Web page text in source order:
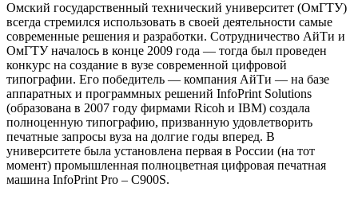
Омский государственный технический университет (ОмГТУ)
всегда стремился использовать в своей деятельности самые
современные решения и разработки. Сотрудничество АйТи и
ОмГТУ началось в конце 2009 года — тогда был проведен
конкурс на создание в вузе современной цифровой
типографии. Его победитель — компания АйТи — на базе
аппаратных и программных решений InfoPrint Solutions
(образована в 2007 году фирмами Ricoh и IBM) создала
полноценную типографию, призванную удовлетворить
печатные запросы вуза на долгие годы вперед. В
университете была установлена первая в России (на тот
момент) промышленная полноцветная цифровая печатная
машина InfoPrint Pro – C900S.